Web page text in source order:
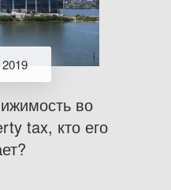
во
tax, кто его